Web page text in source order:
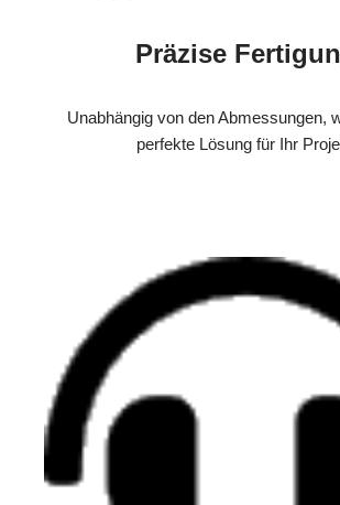
Präzise
Unabhängig von den Abmessungen,
perfekte Lösung für Ihr